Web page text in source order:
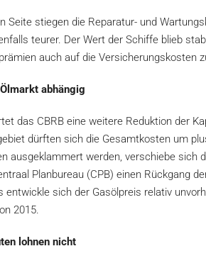
Seite stiegen die Reparatur- und
teurer. Der Wert der Schiffe blieb
auch auf die Versicherungskosten
abhängig
das CBRB eine weitere Reduktion der
dürften sich die Gesamtkosten um
ausgeklammert werden, verschiebe sich
Planbureau (CPB) einen Rückgang
entwickle sich der Gasölpreis relativ
2015.
lohnen nicht